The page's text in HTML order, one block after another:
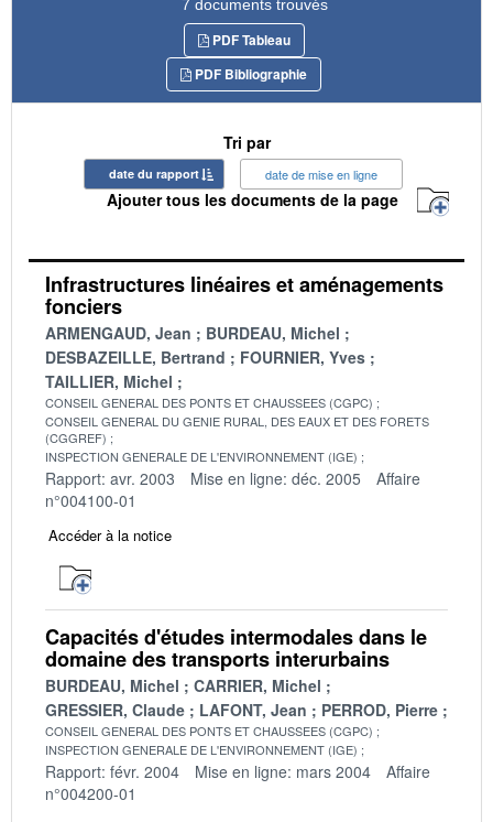
7 documents trouvés
PDF Tableau
PDF Bibliographie
Tri par
date du rapport date de mise en ligne
Ajouter tous les documents de la page
Infrastructures linéaires et aménagements
fonciers
ARMENGAUD, Jean
BURDEAU, Michel
DESBAZEILLE, Bertrand
FOURNIER, Yves
TAILLIER, Michel
CONSEIL GENERAL DES PONTS ET CHAUSSEES (CGPC)
CONSEIL GENERAL DU GENIE RURAL, DES EAUX ET DES FORETS
(CGGREF)
INSPECTION GENERALE DE L'ENVIRONNEMENT (IGE)
Rapport: avr. 2003 Mise en ligne: déc. 2005
Affaire
n°004100-01
Accéder à la notice
Capacités d'études intermodales dans le
domaine des transports interurbains
BURDEAU, Michel
CARRIER, Michel
GRESSIER, Claude
LAFONT, Jean PERROD, Pierre
CONSEIL GENERAL DES PONTS ET CHAUSSEES (CGPC)
INSPECTION GENERALE DE L'ENVIRONNEMENT (IGE)
Rapport: févr. 2004 Mise en ligne: mars 2004
Affaire
n°004200-01